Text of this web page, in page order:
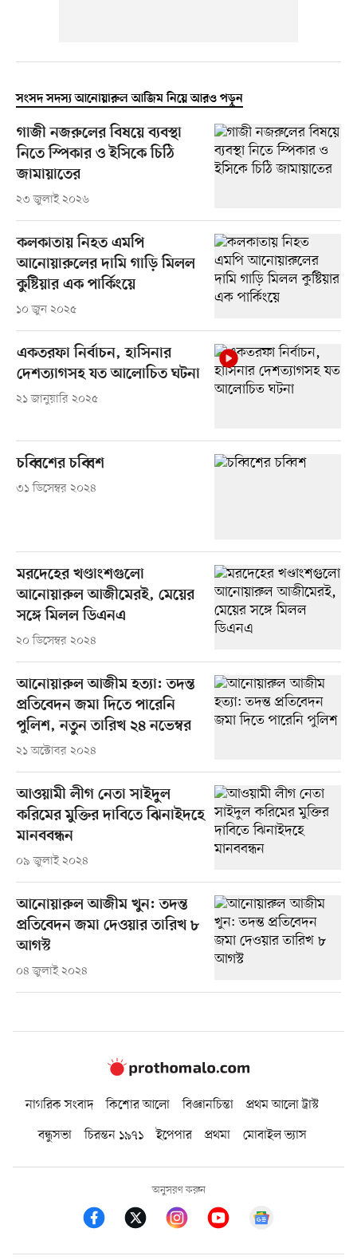
সংসদ সদস্য আনোয়ারুল আজিম নিয়ে আরও পড়ুন
গাজী নজরুলের বিষয়ে ব্যবস্থা
নিতে স্পিকার ও ইসিকে চিঠি
জামায়াতের
২৩ জুলাই ২০২৬
কলকাতায় নিহত এমপি
আনোয়ারুলের দামি গাড়ি মিলল
কুষ্টিয়ার এক পার্কিংয়ে
১০ জুন ২০২৫
একতরফা নির্বাচন, হাসিনার
দেশত্যাগসহ যত আলোচিত ঘটনা
২১ জানুয়ারি ২০২৫
চব্বিশের চব্বিশ
৩১ ডিসেম্বর ২০২৪
মরদেহের খণ্ডাংশগুলো
আনোয়ারুল আজীমেরই, মেয়ের
সঙ্গে মিলল ডিএনএ
২০ ডিসেম্বর ২০২৪
আনোয়ারুল আজীম হত্যা: তদন্ত
প্রতিবেদন জমা দিতে পারেনি
পুলিশ, নতুন তারিখ ২৪ নভেম্বর
২১ অক্টোবর ২০২৪
আওয়ামী লীগ নেতা সাইদুল
করিমের মুক্তির দাবিতে ঝিনাইদহে
মানববন্ধন
০৯ জুলাই ২০২৪
আনোয়ারুল আজীম খুন: তদন্ত
প্রতিবেদন জমা দেওয়ার তারিখ ৮
আগস্ট
০৪ জুলাই ২০২৪
নাগরিক সংবাদ কিশোর আলো বিজ্ঞানচিন্তা
প্রথম আলো ট্রাস্ট
বন্ধুসভা
চিরন্তন ১৯৭১ ইপেপার প্রথমা মোবাইল ভ্যাস
অনুসরণ করুন